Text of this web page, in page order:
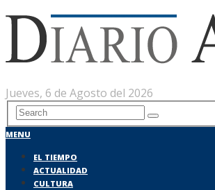
Jueves, 6 de Agosto del 2026
MENU
EL TIEMPO
ACTUALIDAD
CULTURA